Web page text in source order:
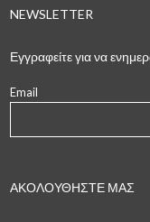
NEWSLETTER
Εγγραφείτε για να
Email
ΑΚΟΛΟΥΘΗΣΤΕ ΜΑΣ